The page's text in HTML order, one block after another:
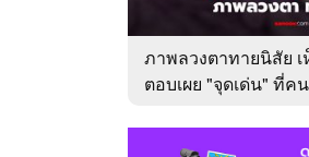
ภาพลวงตาทายนิสัย
ตอบเผย "จุดเด่น" ที่ค